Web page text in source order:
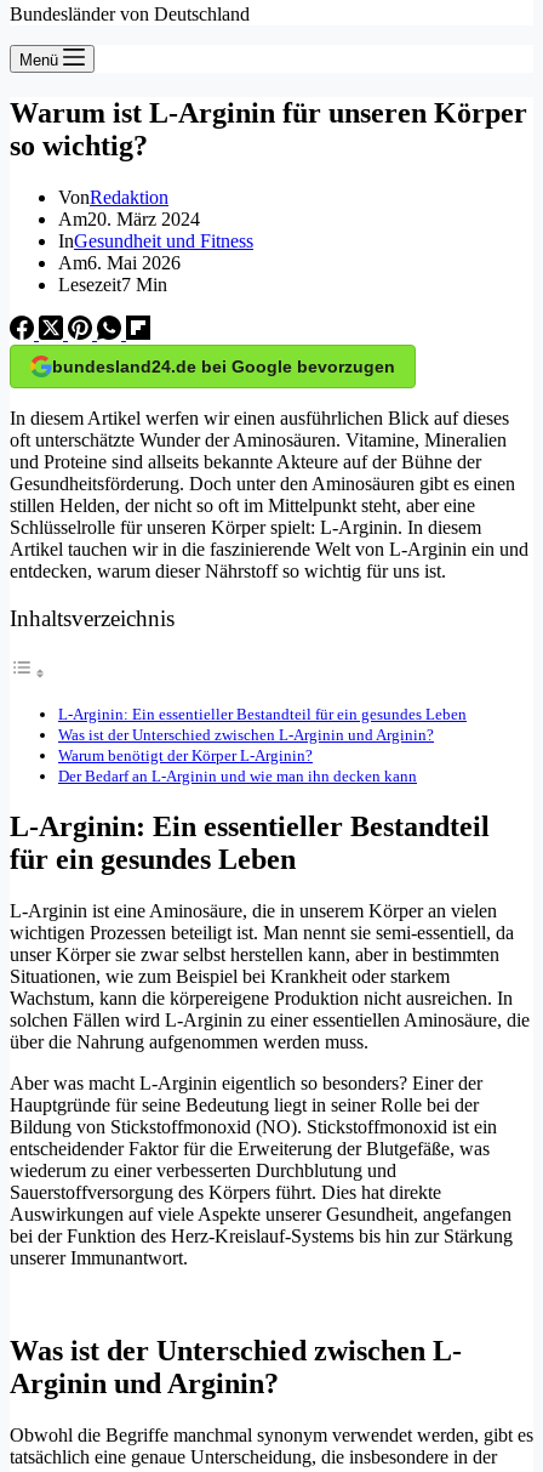
Bundesländer von Deutschland
Menü
Warum ist L-Arginin für unseren Körper
so wichtig?
VonRedaktion
Am20. März 2024
InGesundheit und Fitness
Am6. Mai 2026
Lesezeit7 Min
bundesland24.de bei Google bevorzugen
In diesem Artikel werfen wir einen ausführlichen Blick auf dieses
oft unterschätzte Wunder der Aminosäuren. Vitamine, Mineralien
und Proteine sind allseits bekannte Akteure auf der Bühne der
Gesundheitsförderung. Doch unter den Aminosäuren gibt es einen
stillen Helden, der nicht so oft im Mittelpunkt steht, aber eine
Schlüsselrolle für unseren Körper spielt: L-Arginin. In diesem
Artikel tauchen wir in die faszinierende Welt von L-Arginin ein und
entdecken, warum dieser Nährstoff so wichtig für uns ist.
Inhaltsverzeichnis
L-Arginin: Ein essentieller Bestandteil für ein gesundes Leben
Was ist der Unterschied zwischen L-Arginin und Arginin?
Warum benötigt der Körper L-Arginin?
Der Bedarf an L-Arginin und wie man ihn decken kann
L-Arginin: Ein essentieller Bestandteil
für ein gesundes Leben
L-Arginin ist eine Aminosäure, die in unserem Körper an vielen
wichtigen Prozessen beteiligt ist. Man nennt sie semi-essentiell, da
unser Körper sie zwar selbst herstellen kann, aber in bestimmten
Situationen, wie zum Beispiel bei Krankheit oder starkem
Wachstum, kann die körpereigene Produktion nicht ausreichen. In
solchen Fällen wird L-Arginin zu einer essentiellen Aminosäure, die
über die Nahrung aufgenommen werden muss.
Aber was macht L-Arginin eigentlich so besonders? Einer der
Hauptgründe für seine Bedeutung liegt in seiner Rolle bei der
Bildung von Stickstoffmonoxid (NO). Stickstoffmonoxid ist ein
entscheidender Faktor für die Erweiterung der Blutgefäße, was
wiederum zu einer verbesserten Durchblutung und
Sauerstoffversorgung des Körpers führt. Dies hat direkte
Auswirkungen auf viele Aspekte unserer Gesundheit, angefangen
bei der Funktion des Herz-Kreislauf-Systems bis hin zur Stärkung
unserer Immunantwort.
Was ist der Unterschied zwischen L-
Arginin und Arginin?
Obwohl die Begriffe manchmal synonym verwendet werden, gibt es
tatsächlich eine genaue Unterscheidung, die insbesondere in der